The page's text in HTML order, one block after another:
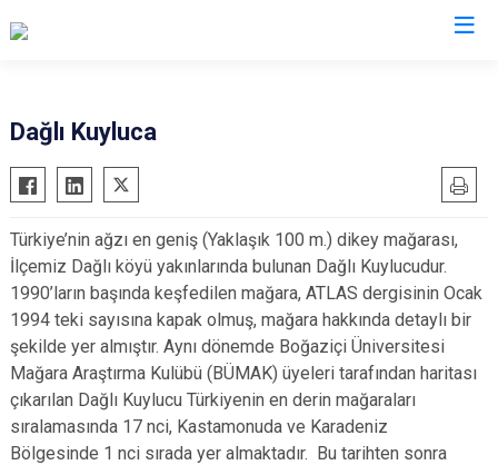
Abana
Ağlı
Araç
Azdavay
Bozkurt
Çatalzeytin
Cide
Daday
Devrekani
İnebolu
Küre
Pınarbaşı
Şenpazar
Seydiler
Taşköprü
Tosya
Dağlı Kuyluca
Türkiye’nin ağzı en geniş (Yaklaşık 100 m.) dikey mağarası,
İlçemiz Dağlı köyü yakınlarında bulunan Dağlı Kuylucudur.
1990’ların başında keşfedilen mağara, ATLAS dergisinin Ocak
1994 teki sayısına kapak olmuş, mağara hakkında detaylı bir
şekilde yer almıştır. Aynı dönemde Boğaziçi Üniversitesi
Mağara Araştırma Kulübü (BÜMAK) üyeleri tarafından haritası
çıkarılan Dağlı Kuylucu Türkiyenin en derin mağaraları
sıralamasında 17 nci, Kastamonuda ve Karadeniz
Bölgesinde 1 nci sırada yer almaktadır. Bu tarihten sonra